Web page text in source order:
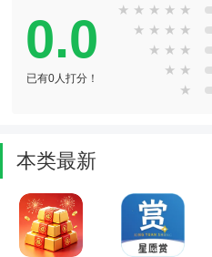
0.0
已有0人打分！
★ ★ ★ ★ ★
★ ★ ★ ★
★ ★ ★
★ ★
★
本类最新